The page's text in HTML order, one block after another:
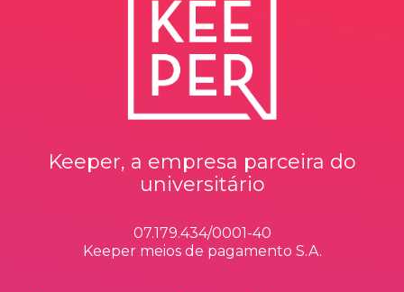
Keeper, a empresa parceira do
universitário
07.179.434/0001-40
Keeper meios de pagamento S.A.